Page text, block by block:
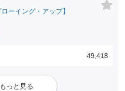
ーイング・アップ】
49,418
もっと見る